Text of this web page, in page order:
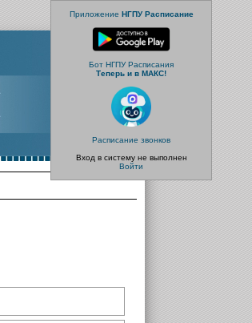
Приложение НГПУ Расписание
Бот НГПУ Расписания
Теперь и в МАКС!
Расписание звонков
Вход в систему не выполнен
Войти